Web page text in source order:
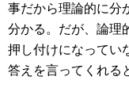
事だから理論的に分
分かる。だが、論理
押し付けになってい
答えを言ってくれる